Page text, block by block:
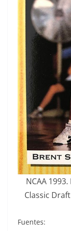
NCAA
Classic
Fuentes: